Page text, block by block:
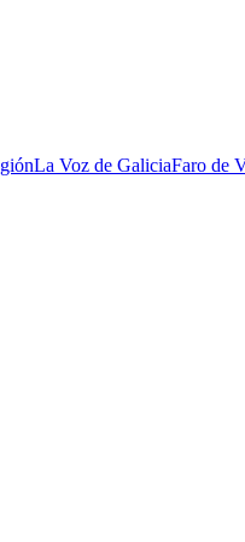
La Voz de GaliciaFaro de